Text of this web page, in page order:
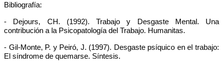
Bibliografía:
- Dejours, CH. (1992). Trabajo y Desgaste Mental. Una
contribución a la Psicopatología del Trabajo. Humanitas.
- Gil-Monte, P. y Peiró, J. (1997). Desgaste psíquico en el trabajo:
El síndrome de quemarse. Síntesis.